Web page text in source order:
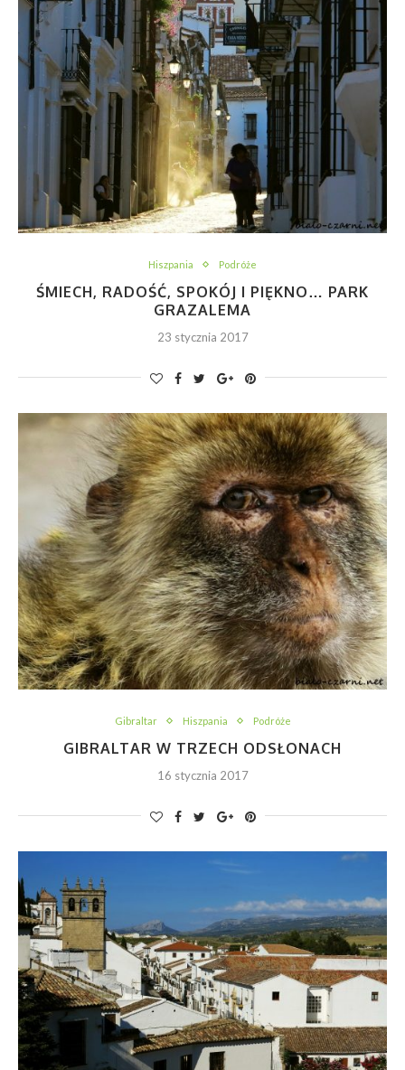
Hiszpania Podróże
ŚMIECH, RADOŚĆ, SPOKÓJ I PIĘKNO… PARK
GRAZALEMA
23 stycznia 2017
Gibraltar Hiszpania Podróże
GIBRALTAR W TRZECH ODSŁONACH
16 stycznia 2017